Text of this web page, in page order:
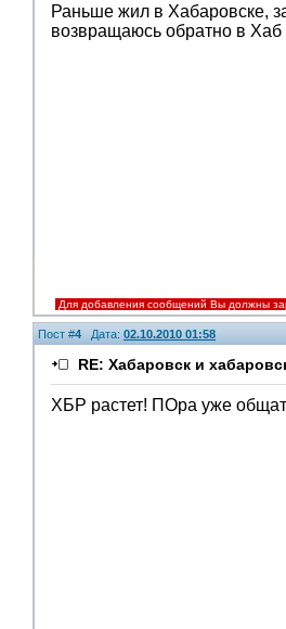
Раньше жил в Хабаровске,
возвращаюсь обратно в
Для добавления сообщений Вы должны
Пост #4Дата: 02.10.2010 01:58
RE: Хабаровск и
ХБР растет! ПОра уже